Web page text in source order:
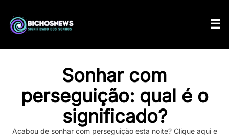
Sonhar com
perseguição: qual é o
significado?
Acabou de sonhar com perseguição esta noite? Clique aqui e